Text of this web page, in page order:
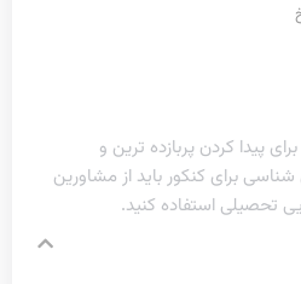
پیدا کردن پربازده ترین و
برای کنکور باید از مشاورین
تحصیلی استفاده کنید.